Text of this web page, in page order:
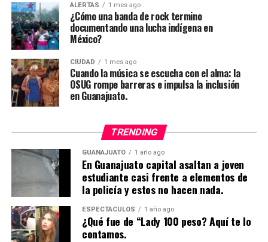
ALERTAS 1 mes ago
¿Cómo una banda de rock termino
documentando una lucha indígena en
México?
CIUDAD 1 mes ago
Cuando la música se escucha con el alma: la
OSUG rompe barreras e impulsa la inclusión
en Guanajuato.
TRENDING
GUANAJUATO 1 año ago
En Guanajuato capital asaltan a joven
estudiante casi frente a elementos de
la policía y estos no hacen nada.
ESPECTÁCULOS 1 año ago
¿Qué fue de “Lady 100 peso? Aquí te lo
contamos.